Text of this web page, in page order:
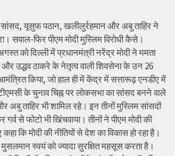
सांसद, यूसुफ पठान, खलीलुर्रहमान और अबु ताहिर ने
सवाल-फिर पीएम मोदी मुस्लिम विरोधी कैसे।
को दिल्ली में प्रधानमंत्री नरेंद्र मोदी ने ममता
और उद्धव ठाकरे के नेतृत्व वाली शिवसेना के उन 26
किया, जो हाल ही में केंद्र में सत्तारूढ़ एनडीए में
के चुनाव चिह्न पर लोकसभा का सांसद बनने वाले
ताहिर भी शामिल रहे। इन तीनों मुस्लिम सांसदों
से फोटो भी खिंचवाया। तीनों ने पीएम मोदी की
कि मोदी की नीतियों से देश का विकास हो रहा है।
मुसलमान स्वयं को ज्यादा सुरक्षित महसूस करता है।